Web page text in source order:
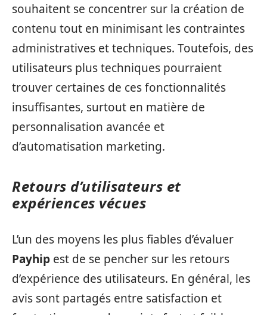
souhaitent se concentrer sur la création de
contenu tout en minimisant les contraintes
administratives et techniques. Toutefois, des
utilisateurs plus techniques pourraient
trouver certaines de ces fonctionnalités
insuffisantes, surtout en matière de
personnalisation avancée et
d’automatisation marketing.
Retours d’utilisateurs et
expériences vécues
L’un des moyens les plus fiables d’évaluer
Payhip est de se pencher sur les retours
d’expérience des utilisateurs. En général, les
avis sont partagés entre satisfaction et